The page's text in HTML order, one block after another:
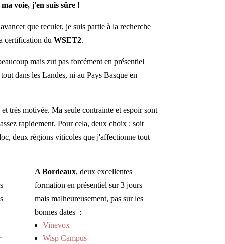
voie, j'en suis sûre !
que reculer, je suis partie à la recherche
certification duWSET2.
mais zut pas forcément en présentiel
dans les Landes, ni au Pays Basque en
très motivée. Ma seule contrainte et espoir sont
rapidement. Pour cela, deux choix : soit
deux régions viticoles que j'affectionne tout
A Bordeaux, deux excellentes
formation en présentiel sur 3 jours
mais malheureusement, pas sur les
bonnes dates :
Vinevox
Wisp Campus